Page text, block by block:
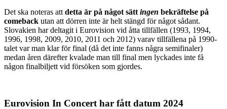
Det ska noteras att detta är på något sätt ingen bekräftelse på
comeback utan att dörren inte är helt stängd för något sådant.
Slovakien har deltagit i Eurovision vid åtta tillfällen (1993, 1994,
1996, 1998, 2009, 2010, 2011 och 2012) varav tillfällena på 1990-
talet var man klar för final (då det inte fanns några semifinaler)
medan åren därefter kvalade man till final men lyckades inte få
någon finalbiljett vid försöken som gjordes.
Eurovision In Concert har fått datum 2024